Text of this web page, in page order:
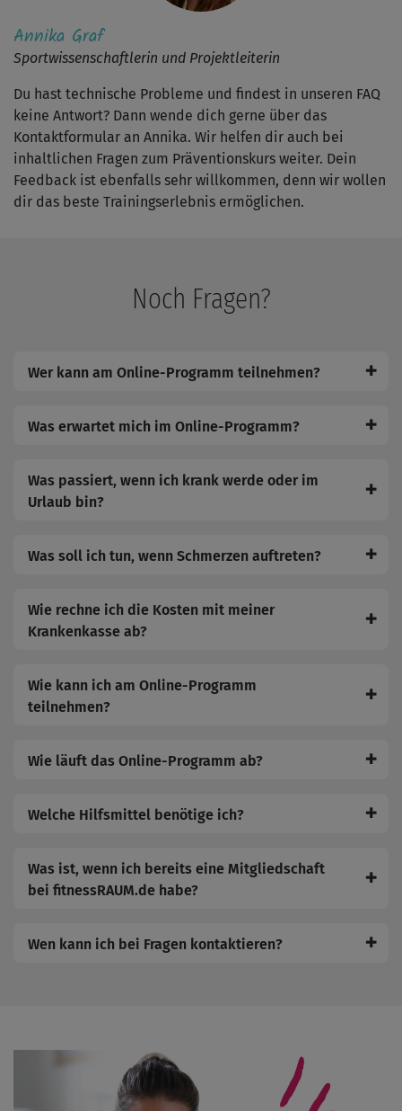
Annika Graf
Sportwissenschaftlerin und Projektleiterin
Du hast technische Probleme und findest in unseren FAQ
keine Antwort? Dann wende dich gerne über das
Kontaktformular an Annika. Wir helfen dir auch bei
inhaltlichen Fragen zum Präventionskurs weiter. Dein
Feedback ist ebenfalls sehr willkommen, denn wir wollen
dir das beste Trainingserlebnis ermöglichen.
Noch Fragen?
Wer kann am Online-Programm teilnehmen? ✚
Was erwartet mich im Online-Programm? ✚
Was passiert, wenn ich krank werde oder im
Urlaub bin?
✚
Was soll ich tun, wenn Schmerzen auftreten? ✚
Wie rechne ich die Kosten mit meiner
Krankenkasse ab?
✚
Wie kann ich am Online-Programm
teilnehmen?
✚
Wie läuft das Online-Programm ab? ✚
Welche Hilfsmittel benötige ich? ✚
Was ist, wenn ich bereits eine Mitgliedschaft
bei fitnessRAUM.de habe?
✚
Wen kann ich bei Fragen kontaktieren? ✚